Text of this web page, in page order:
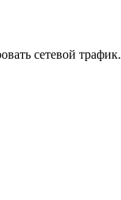
сетевой трафик.